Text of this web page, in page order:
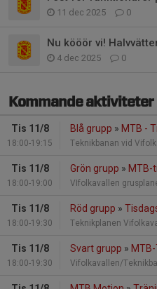
11 dec 2025 0
Nu kööör vi!
4 dec 2025 0
Kommande aktiviteter
Tis 11/8
18:00-19:15
Blå grupp » MTB -
Teknikbanan vid
Tis 11/8
18:00-19:00
Grön grupp » MTB-
VIfolkavallen
Tis 11/8
18:00-19:30
Röd grupp »
Teknikplanen
Tis 11/8
18:00-19:30
Svart grupp »
Vifolkavallen/